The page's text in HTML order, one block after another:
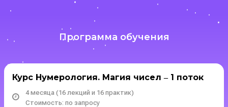
Программа обучения
Курс Нумерология. Магия чисел ‒ 1 поток
4 месяца (16 лекций и 16 практик)
Стоимость: по запросу